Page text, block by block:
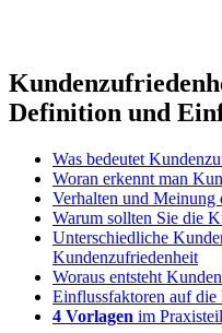
Definition und
Was bedeutet
Woran erkennt man
Verhalten und Meinung
Warum sollten Sie die
Unterschiedliche
Kundenzufriedenheit
Woraus entsteht
Einflussfaktoren auf
4 Vorlagen im Praxisteil